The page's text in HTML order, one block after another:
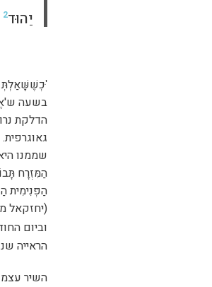
יַהוּד2
'ּכְשֶׁשָּׁאַלְתְּ
בשעה
הדלקת
שממנו
הַמִּזְרָח
הַפְּנִימִית
(יחזקאל
וביום
הראייה
השיר